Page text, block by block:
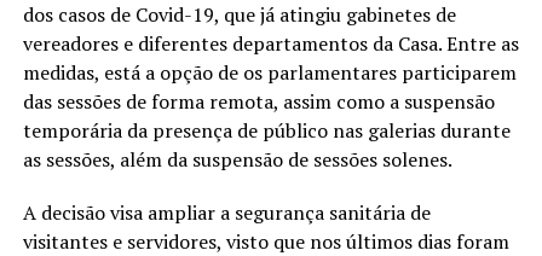
dos casos de Covid-19, que já atingiu gabinetes de
vereadores e diferentes departamentos da Casa. Entre as
medidas, está a opção de os parlamentares participarem
das sessões de forma remota, assim como a suspensão
temporária da presença de público nas galerias durante
as sessões, além da suspensão de sessões solenes.
A decisão visa ampliar a segurança sanitária de
visitantes e servidores, visto que nos últimos dias foram